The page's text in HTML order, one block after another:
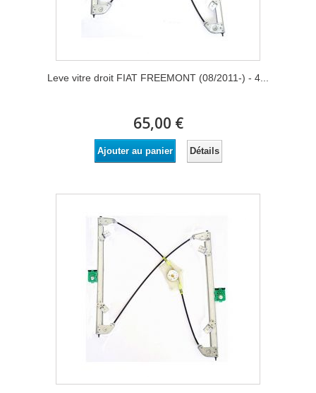
Leve vitre droit FIAT FREEMONT (08/2011-) - 4...
65,00 €
Ajouter au panier Détails